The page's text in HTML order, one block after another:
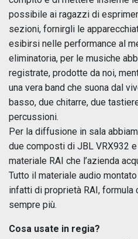
possibile ai ragazzi di
sezioni, fornirgli le
esibirsi nelle performance al
eliminatoria, per le musiche
registrate, prodotte da noi,
una vera band che suona dal
basso, due chitarre, due
percussioni.
Per la diffusione in sala
due composti di JBL VRX932
materiale RAI che l’azienda
Tutto il materiale audio
infatti di proprietà RAI, formula
sempre più.
Cosa usate in regia?